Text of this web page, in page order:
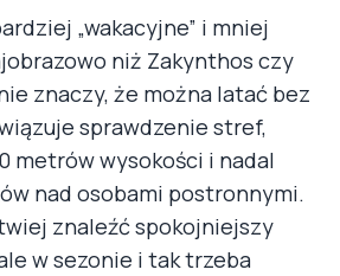
„wakacyjne” i mniej
niż Zakynthos czy
znaczy, że można latać bez
sprawdzenie stref,
metrów wysokości i nadal
nad osobami postronnymi.
znaleźć spokojniejszy
w sezonie i tak trzeba